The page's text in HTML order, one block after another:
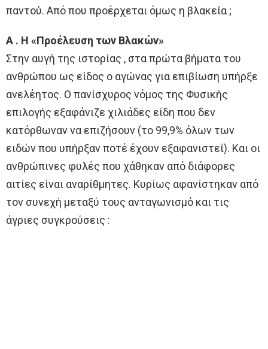
παντού. Από που προέρχεται όμως η βλακεία ;
Α . Η «Προέλευση των Βλακών»
Στην αυγή της ιστορίας , στα πρώτα βήματα του
ανθρώπου ως είδος ο αγώνας για επιβίωση υπήρξε
ανελέητος. Ο πανίσχυρος νόμος της Φυσικής
επιλογής εξαφάνιζε χιλιάδες είδη που δεν
κατόρθωναν να επιζήσουν (το 99,9% όλων των
ειδών που υπήρξαν ποτέ έχουν εξαφανιστεί). Και οι
ανθρώπινες φυλές που χάθηκαν από διάφορες
αιτίες είναι αναρίθμητες. Κυρίως αφανίστηκαν από
τον συνεχή μεταξύ τους ανταγωνισμό και τις
άγριες συγκρούσεις :